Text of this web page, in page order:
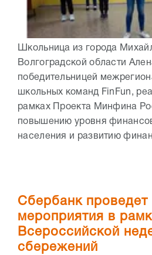
Школьница из города
Волгоградской области
победительницей
школьных команд FinFun,
рамках Проекта Минфина
повышению уровня
населения и развитию
Сбербанк
мероприятия в
Всероссийской
сбережений